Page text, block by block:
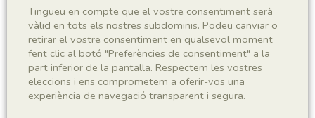
Taxonomia
Regne
Plantae
Phyllum
Spermatophyta
Subphyllum
Angiospermae
Classe
Magnoliopsida
Tingueu en compte que el vostre consentiment serà
vàlid en tots els nostres subdominis. Podeu canviar o
retirar el vostre consentiment en qualsevol moment
fent clic al botó "Preferències de consentiment" a la
part inferior de la pantalla. Respectem les vostres
eleccions i ens comprometem a oferir-vos una
experiència de navegació transparent i segura.